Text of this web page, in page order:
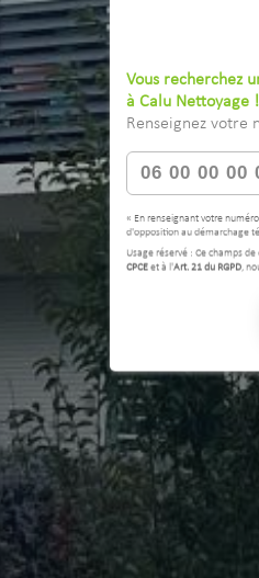
Vous recherchez
à Calu Nettoyage !
Renseignez votre
« En renseignant votre
d'opposition au démarchage
Usage réservé : Ce champs
CPCEet à l'Art. 21 du RGPD,